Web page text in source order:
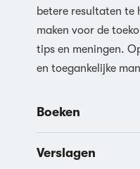
betere resultaten te
maken voor de
tips en meningen.
en toegankelijke
Boeken
Verslagen